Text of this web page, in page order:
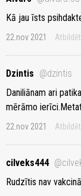
Kā jau īsts
22.nov 2021 Atbildēt
Dzintis @dzintis
Daniliānam ari
mērāmo
22.nov 2021 Atbildēt
cilveks444
Rudzītis nav